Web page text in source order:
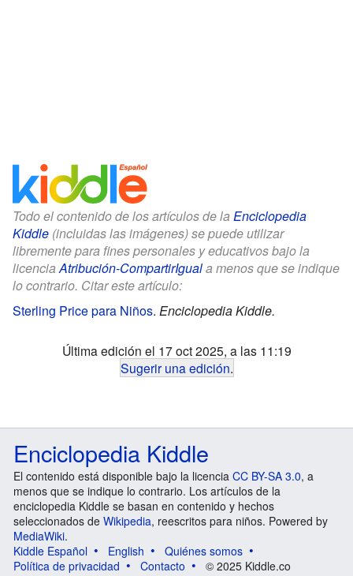
Todo el contenido de los artículos de la Enciclopedia
Kiddle (incluidas las imágenes) se puede utilizar
libremente para fines personales y educativos bajo la
licenciaAtribución-CompartirIguala menos que se indique
lo contrario. Citar este artículo:
Sterling Price para Niños. Enciclopedia Kiddle.
Última edición el 17 oct 2025, a las 11:19
Sugerir una edición.
Enciclopedia Kiddle
El contenido está disponible bajo la licencia CC BY-SA 3.0, a
menos que se indique lo contrario. Los artículos de la
enciclopedia Kiddle se basan en contenido y hechos
seleccionados de Wikipedia, reescritos para niños. Powered by
MediaWiki.
Kiddle Español
English
Quiénes somos
Política de privacidad
Contacto © 2025 Kiddle.co